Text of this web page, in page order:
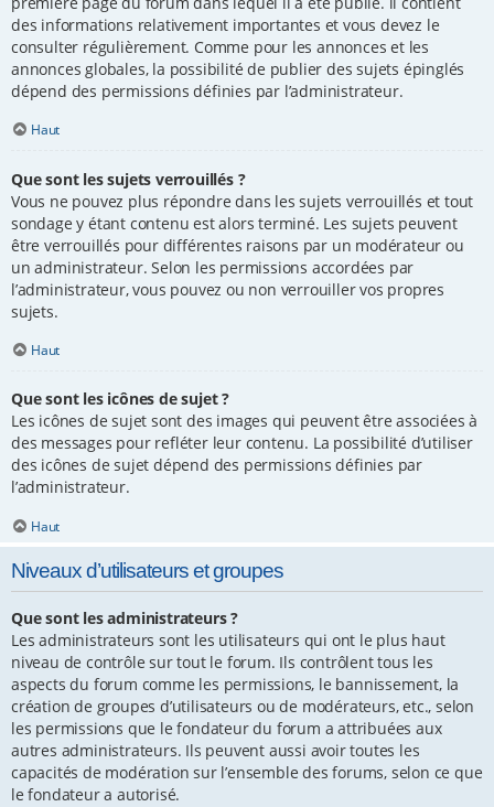
des informations relativement importantes et vous devez le
consulter régulièrement. Comme pour les annonces et les
annonces globales, la possibilité de publier des sujets épinglés
dépend des permissions définies par l’administrateur.
Haut
Que sont les sujets verrouillés ?
Vous ne pouvez plus répondre dans les sujets verrouillés et tout
sondage y étant contenu est alors terminé. Les sujets peuvent
être verrouillés pour différentes raisons par un modérateur ou
un administrateur. Selon les permissions accordées par
l’administrateur, vous pouvez ou non verrouiller vos propres
sujets.
Haut
Que sont les icônes de sujet ?
Les icônes de sujet sont des images qui peuvent être associées à
des messages pour refléter leur contenu. La possibilité d’utiliser
des icônes de sujet dépend des permissions définies par
l’administrateur.
Haut
Niveaux d’utilisateurs et groupes
Que sont les administrateurs ?
Les administrateurs sont les utilisateurs qui ont le plus haut
niveau de contrôle sur tout le forum. Ils contrôlent tous les
aspects du forum comme les permissions, le bannissement, la
création de groupes d’utilisateurs ou de modérateurs, etc., selon
les permissions que le fondateur du forum a attribuées aux
autres administrateurs. Ils peuvent aussi avoir toutes les
capacités de modération sur l’ensemble des forums, selon ce que
le fondateur a autorisé.